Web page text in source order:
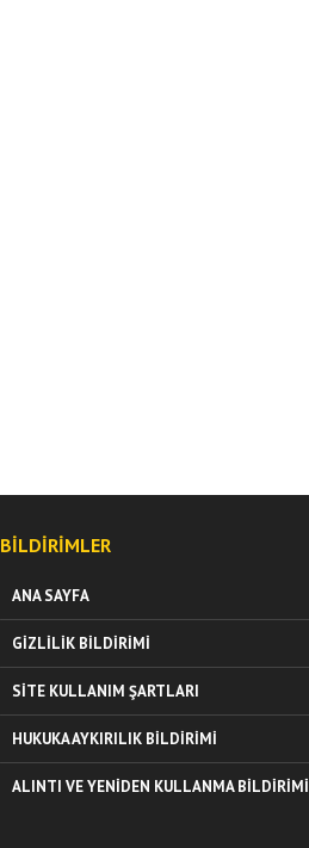
BILDIRIMLER
ANA SAYFA
GIZLILIK BILDIRIMI
SITE KULLANIM ŞARTLARI
HUKUKA AYKIRILIK BILDIRIMI
ALINTI VE YENIDEN KULLANMA BILDIRIMI